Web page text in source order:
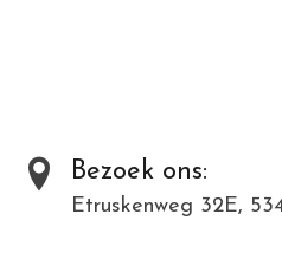
Bezoek ons:
Etruskenweg 32E,